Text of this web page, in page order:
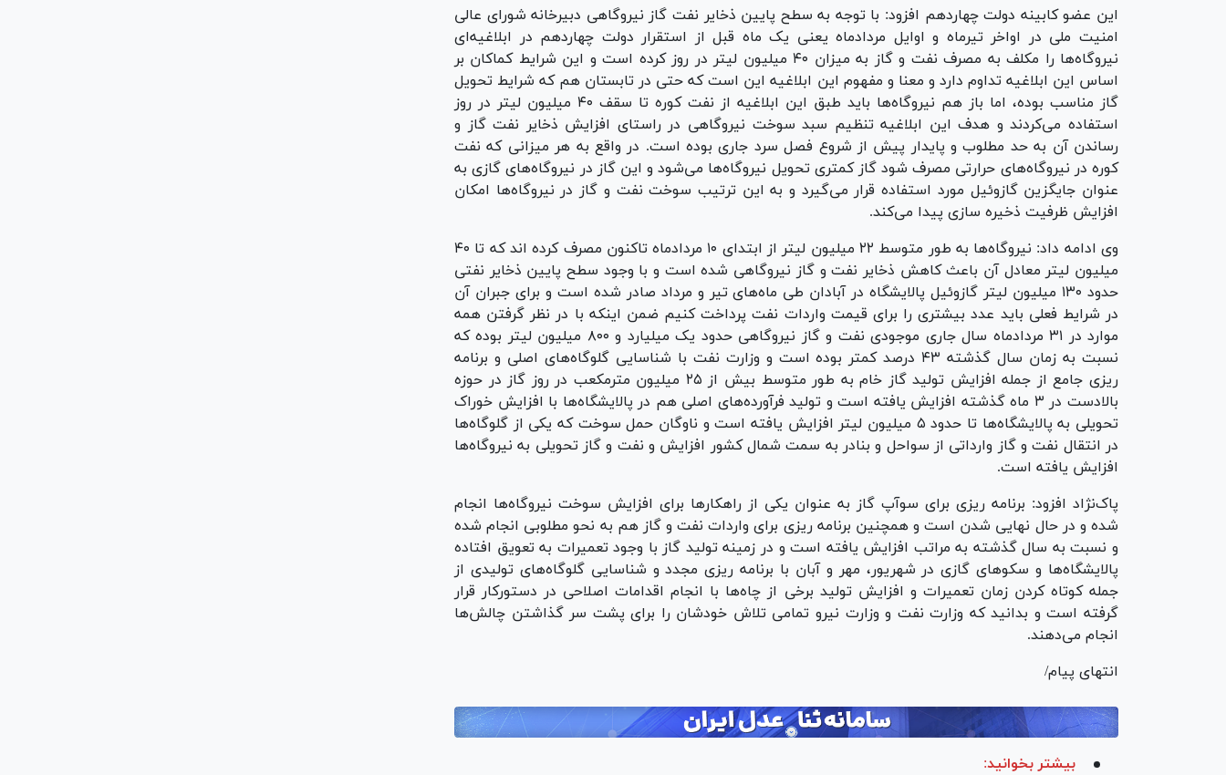
این عضو کابینه دولت چهاردهم افزود: با توجه به سطح پایین ذخایر نفت گاز نیروگاهی دبیرخانه شورای عالی
امنیت ملی در اواخر تیرماه و اوایل مردادماه یعنی یک ماه قبل از استقرار دولت چهاردهم در ابلاغیه‌ای
نیروگاه‌ها را مکلف به مصرف نفت و گاز به میزان ۴۰ میلیون لیتر در روز کرده است و این شرایط کماکان بر
اساس این ابلاغیه تداوم دارد و معنا و مفهوم این ابلاغیه این است که حتی در تابستان هم که شرایط تحویل
گاز مناسب بوده، اما باز هم نیروگاه‌ها باید طبق این ابلاغیه از نفت کوره تا سقف ۴۰ میلیون لیتر در روز
استفاده می‌کردند و هدف این ابلاغیه تنظیم سبد سوخت نیروگاهی در راستای افزایش ذخایر نفت گاز و
رساندن آن به حد مطلوب و پایدار پیش از شروع فصل سرد جاری بوده است. در واقع به هر میزانی که نفت
کوره در نیروگاه‌های حرارتی مصرف شود گاز کمتری تحویل نیروگاه‌ها می‌شود و این گاز در نیروگاه‌های گازی به
عنوان جایگزین گازوئیل مورد استفاده قرار می‌گیرد و به این ترتیب سوخت نفت و گاز در نیروگاه‌ها امکان
افزایش ظرفیت ذخیره سازی پیدا می‌کند.
وی ادامه داد: نیروگاه‌ها به طور متوسط ۲۲ میلیون لیتر از ابتدای ۱۰ مردادماه تاکنون مصرف کرده اند که تا ۴۰
میلیون لیتر معادل آن باعث کاهش ذخایر نفت و گاز نیروگاهی شده است و با وجود سطح پایین ذخایر نفتی
حدود ۱۳۰ میلیون لیتر گازوئیل پالایشگاه در آبادان طی ماه‌های تیر و مرداد صادر شده است و برای جبران آن
در شرایط فعلی باید عدد بیشتری را برای قیمت واردات نفت پرداخت کنیم ضمن اینکه با در نظر گرفتن همه
موارد در ۳۱ مردادماه سال جاری موجودی نفت و گاز نیروگاهی حدود یک میلیارد و ۸۰۰ میلیون لیتر بوده که
نسبت به زمان سال گذشته ۴۳ درصد کمتر بوده است و وزارت نفت با شناسایی گلوگاه‌های اصلی و برنامه
ریزی جامع از جمله افزایش تولید گاز خام به طور متوسط بیش از ۲۵ میلیون مترمکعب در روز گاز در حوزه
بالادست در ۳ ماه گذشته افزایش یافته است و تولید فرآورده‌های اصلی هم در پالایشگاه‌ها با افزایش خوراک
تحویلی به پالایشگاه‌ها تا حدود ۵ میلیون لیتر افزایش یافته است و ناوگان حمل سوخت که یکی از گلوگاه‌ها
در انتقال نفت و گاز وارداتی از سواحل و بنادر به سمت شمال کشور افزایش و نفت و گاز تحویلی به نیروگاه‌ها
افزایش یافته است.
پاک‌نژاد افزود: برنامه ریزی برای سوآپ گاز به عنوان یکی از راهکار‌ها برای افزایش سوخت نیروگاه‌ها انجام
شده و در حال نهایی شدن است و همچنین برنامه ریزی برای واردات نفت و گاز هم به نحو مطلوبی انجام شده
و نسبت به سال گذشته به مراتب افزایش یافته است و در زمینه تولید گاز با وجود تعمیرات به تعویق افتاده
پالایشگاه‌ها و سکو‌های گازی در شهریور، مهر و آبان با برنامه ریزی مجدد و شناسایی گلوگاه‌های تولیدی از
جمله کوتاه کردن زمان تعمیرات و افزایش تولید برخی از چاه‌ها با انجام اقدامات اصلاحی در دستورکار قرار
گرفته است و بدانید که وزارت نفت و وزارت نیرو تمامی تلاش خودشان را برای پشت سر گذاشتن چالش‌ها
انجام می‌دهند.
انتهای پیام/
بیشتر بخوانید: